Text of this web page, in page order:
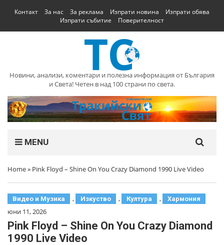
Контакт За нас За реклама Изпрати новина
Изпрати обява
Изпрати събитие
Поверителност
Новини, анализи, коментари и полезна информация от България
и Света! Четен в над 100 страни по света.
MENU
Home» Pink Floyd – Shine On You Crazy Diamond 1990 Live Video
Видео и Музика , Изкуство , Култура , Хармония
юни 11, 2026
Pink Floyd – Shine On You Crazy Diamond
1990 Live Video